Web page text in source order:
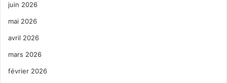
juin 2026
mai 2026
avril 2026
mars 2026
février 2026